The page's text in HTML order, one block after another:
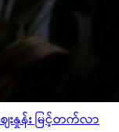
ေးနှုန်း မြင့်တက်လာ